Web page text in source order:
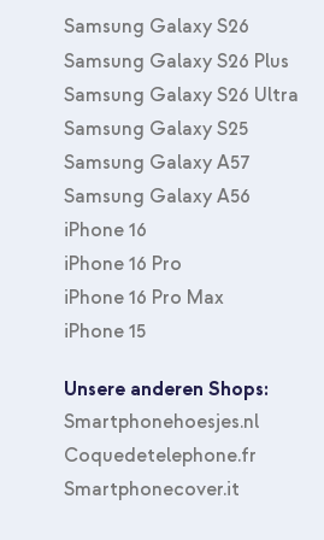
Samsung Galaxy S26
Samsung Galaxy S26 Plus
Samsung Galaxy S26 Ultra
Samsung Galaxy S25
Samsung Galaxy A57
Samsung Galaxy A56
iPhone 16
iPhone 16 Pro
iPhone 16 Pro Max
iPhone 15
Unsere anderen Shops:
Smartphonehoesjes.nl
Coquedetelephone.fr
Smartphonecover.it